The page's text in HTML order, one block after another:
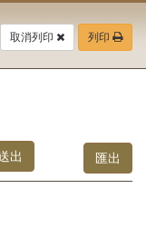
取消列印 列印